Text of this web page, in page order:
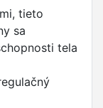
tieto
sa
tela